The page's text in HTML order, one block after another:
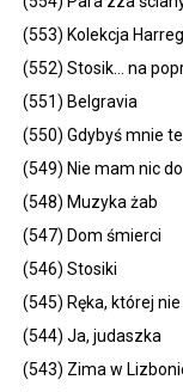
(553) Kolekcja
(552) Stosik... na
(551) Belgravia
(550) Gdybyś mnie
(549) Nie mam nic
(548) Muzyka żab
(547) Dom śmierci
(546) Stosiki
(545) Ręka, której
(544) Ja, judaszka
(543) Zima w